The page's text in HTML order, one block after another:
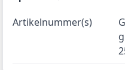
Artikelnummer(s)